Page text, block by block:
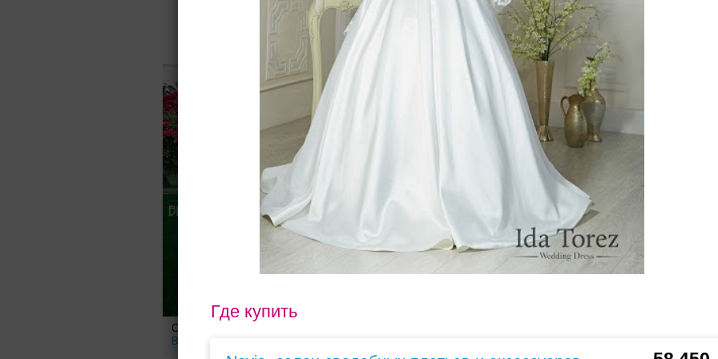
Где купить
Для Вас найдено 144 платья
Свадебное платье Анелия от
Belfaso